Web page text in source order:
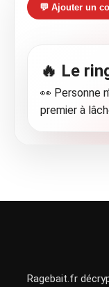
💬 Ajouter un
🔥 Le
👀 Personne
premier à
Ragebait.fr